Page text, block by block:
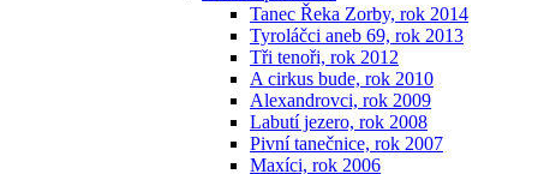
Tanec Řeka Zorby, rok 2014
Tyroláčci aneb 69, rok 2013
Tři tenoři, rok 2012
A cirkus bude, rok 2010
Alexandrovci, rok 2009
Labutí jezero, rok 2008
Pivní tanečnice, rok 2007
Maxíci, rok 2006